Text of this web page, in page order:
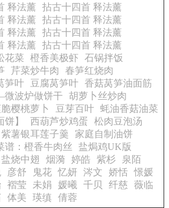
释法薰
拈古十四首 释法薰
释法薰
拈古十四首 释法薰
释法薰
拈古十四首 释法薰
释法薰
拈古十四首 释法薰
花菜
橙香美极虾
石锅拌饭
芹菜炒牛肉
春笋红烧肉
笋叶
豆腐莴笋叶 香菇莴笋油面筋
波炉做饼干 胡萝卜丝炒肉
樱桃萝卜 豆芽百叶 蚝油香菇油菜
饼】
西葫芦炒鸡蛋
松肉豆泡汤
紫薯银耳莲子羹
家庭自制油饼
谱：橙香牛肉丝
盐焗鸡UK版
盐烧中翅 烟漪 婷皓 紫杉
泉陌
彦舒 鬼花 忆妍 涔文 娇恬 憬媛
褶莹 未娟 媛曦 千贝 纤慈
薇临
体美 瑛缜 倩蓉